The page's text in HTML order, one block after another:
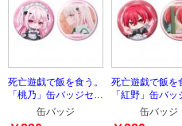
死亡遊戯で飯を食う。
「桃乃」缶バッジセッ
缶バッジ
死亡遊戯で飯を
「紅野」缶バッ
缶バッジ